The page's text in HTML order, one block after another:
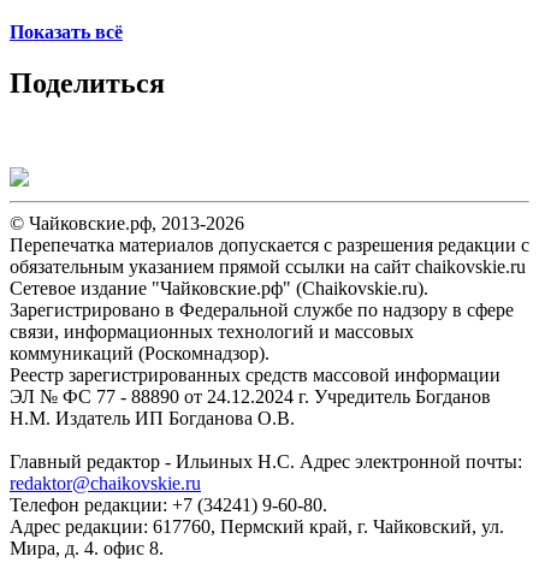
Показать всё
Поделиться
© Чайковские.рф, 2013-2026
Перепечатка материалов допускается с разрешения редакции с
обязательным указанием прямой ссылки на сайт chaikovskie.ru
Сетевое издание "Чайковские.рф" (Chaikovskie.ru).
Зарегистрировано в Федеральной службе по надзору в сфере
связи, информационных технологий и массовых
коммуникаций (Роскомнадзор).
Реестр зарегистрированных средств массовой информации
ЭЛ № ФС 77 - 88890 от 24.12.2024 г. Учредитель Богданов
Н.М. Издатель ИП Богданова О.В.
Главный редактор - Ильиных Н.С. Адрес электронной почты:
redaktor@chaikovskie.ru
Телефон редакции: +7 (34241) 9-60-80.
Адрес редакции: 617760, Пермский край, г. Чайковский, ул.
Мира, д. 4. офис 8.